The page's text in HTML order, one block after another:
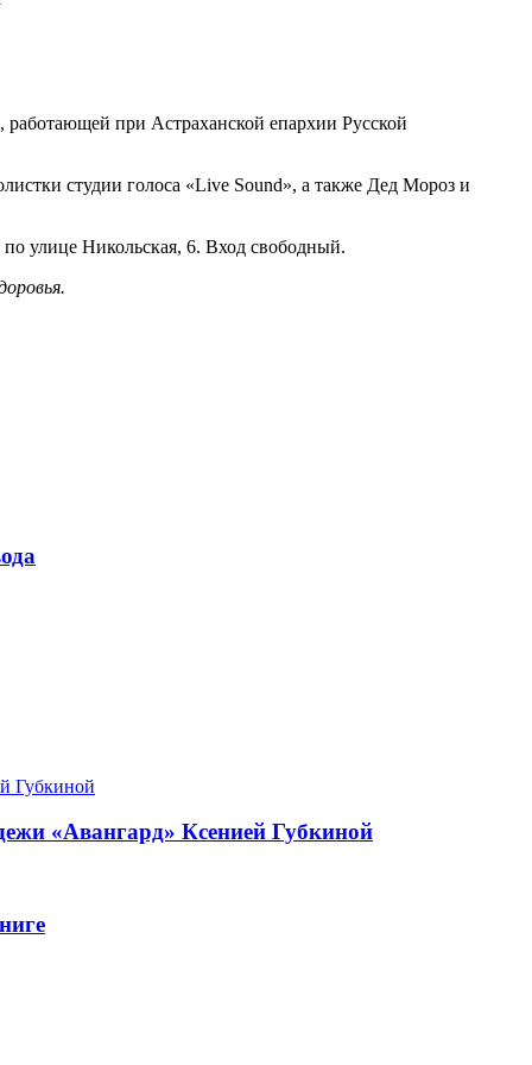
при Астраханской епархии Русской
студии голоса «Live Sound», а также Дед Мороз и
по улице Никольская, 6. Вход свободный.
«Авангард» Ксенией Губкиной